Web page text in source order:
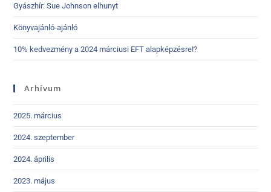
Gyászhír: Sue Johnson elhunyt
Könyvajánló-ajánló
10% kedvezmény a 2024 márciusi EFT alapképzésre!?
Arhívum
2025. március
2024. szeptember
2024. április
2023. május